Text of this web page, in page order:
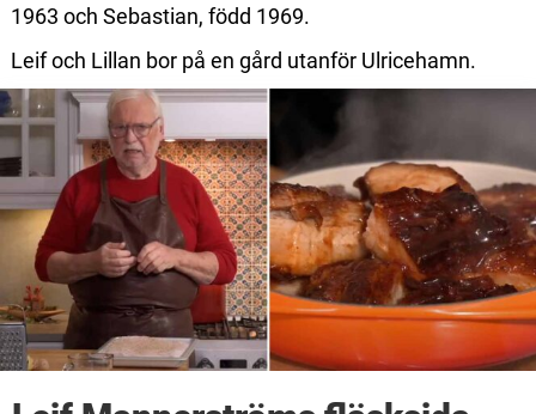
1963 och Sebastian, född 1969.
Leif och Lillan bor på en gård utanför Ulricehamn.